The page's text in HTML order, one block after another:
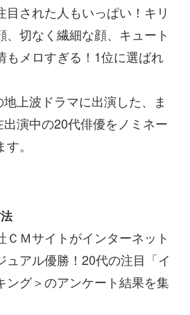
目された人もいっぱい！キリ
、切なく繊細な顔、キュート
メロすぎる！1位に選ばれ
上波ドラマに出演した、ま
演中の20代俳優をノミネー
。
ＣＭサイトがインターネット
ュアル優勝！20代の注目「イ
ング＞のアンケート結果を集